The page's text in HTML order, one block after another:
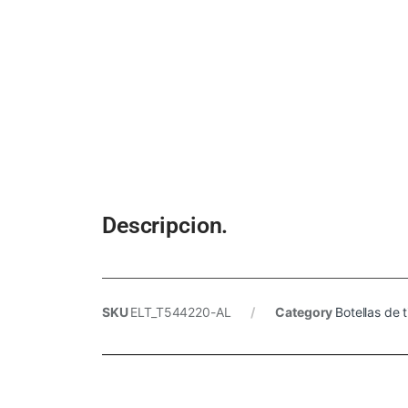
Descripcion.
SKUELT_T544220-AL Category Botellas de